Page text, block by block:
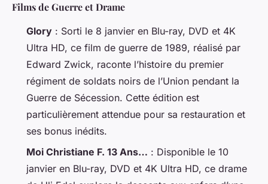
Films de Guerre et Drame
Glory : Sorti le 8 janvier en Blu-ray, DVD et 4K
Ultra HD, ce film de guerre de 1989, réalisé par
Edward Zwick, raconte l’histoire du premier
régiment de soldats noirs de l’Union pendant la
Guerre de Sécession. Cette édition est
particulièrement attendue pour sa restauration et
ses bonus inédits.
Moi Christiane F. 13 Ans… : Disponible le 10
janvier en Blu-ray, DVD et 4K Ultra HD, ce drame